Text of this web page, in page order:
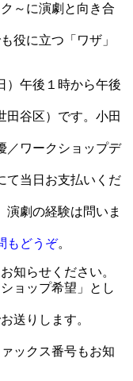
～に演劇と向き合
役に立つ「ワザ」
午後１時から午後
谷区）です。小田
ワークショップデ
当日お支払いくだ
劇の経験は問いま
もどうぞ。
知らせください。
ョップ希望」とし
送りします。
ックス番号もお知